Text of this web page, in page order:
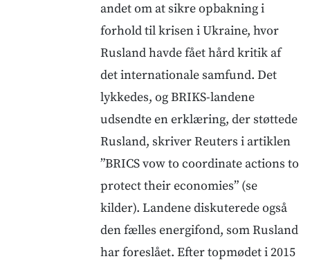
andet om at sikre opbakning i
forhold til krisen i Ukraine, hvor
Rusland havde fået hård kritik af
det internationale samfund. Det
lykkedes, og BRIKS-landene
udsendte en erklæring, der støttede
Rusland, skriver Reuters i artiklen
”BRICS vow to coordinate actions to
protect their economies” (se
kilder). Landene diskuterede også
den fælles energifond, som Rusland
har foreslået. Efter topmødet i 2015